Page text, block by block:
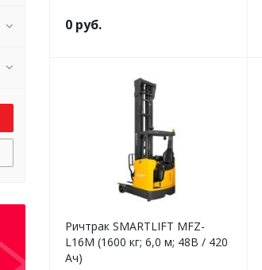
0 руб.
Ричтрак SMARTLIFT MFZ-
L16M (1600 кг; 6,0 м; 48В / 420
Ач)